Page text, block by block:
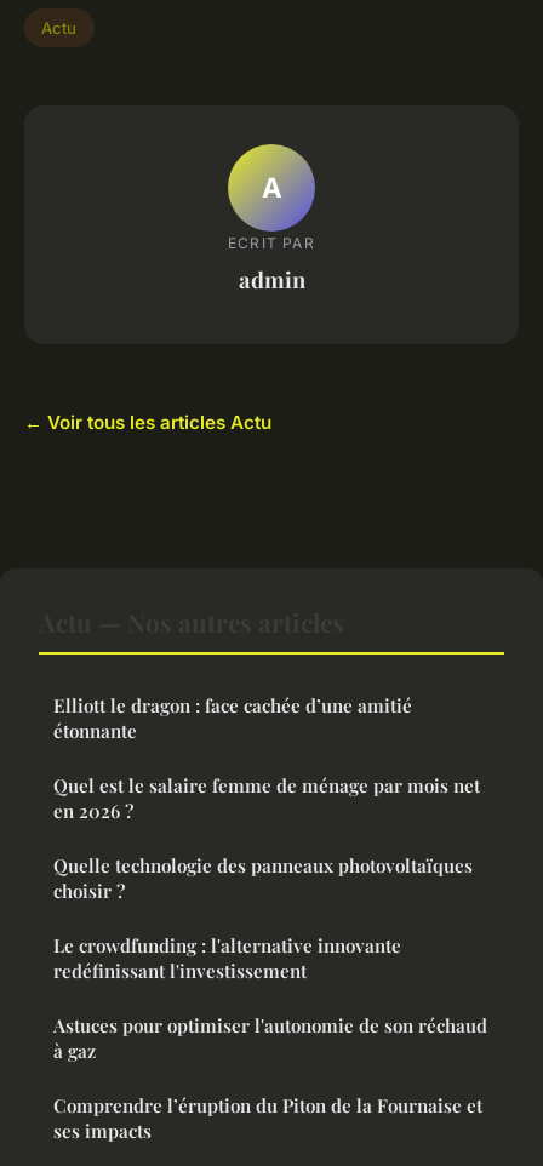
Actu
A
ECRIT PAR
admin
← Voir tous les articles Actu
Elliott le dragon : face cachée d’une amitié
étonnante
Quel est le salaire femme de ménage par mois net
en 2026 ?
Quelle technologie des panneaux photovoltaïques
choisir ?
Le crowdfunding : l'alternative innovante
redéfinissant l'investissement
Astuces pour optimiser l'autonomie de son réchaud
à gaz
Comprendre l’éruption du Piton de la Fournaise et
ses impacts